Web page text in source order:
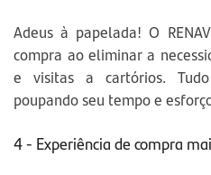
Adeus à papelada! O
compra ao eliminar a
e visitas a cartórios.
poupando seu tempo e
4 - Experiência de compra